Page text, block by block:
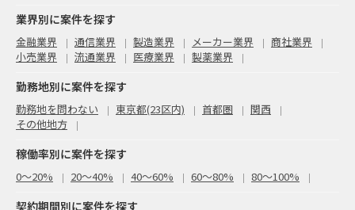
業界別に案件を探す
金融業界 通信業界 製造業界 メーカー業界
商社業界
小売業界
流通業界 医療業界 製薬業界
勤務地別に案件を探す
勤務地を問わない 東京都(23区内) 首都圏
関西
その他地方
稼働率別に案件を探す
0〜20% 20〜40% 40〜60% 60〜80% 80〜100%
契約期間別に案件を探す